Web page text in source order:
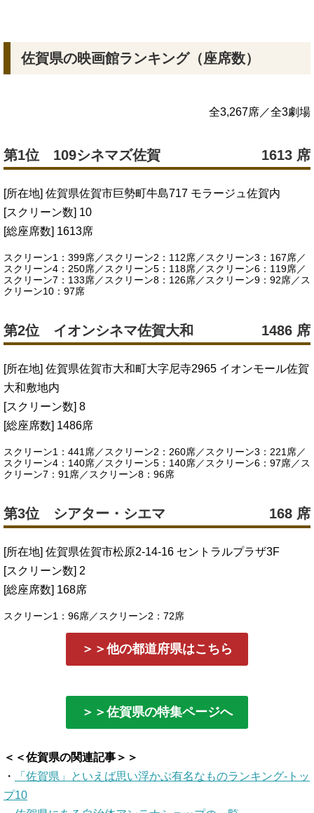
佐賀県の映画館ランキング（座席数）
全3,267席／全3劇場
第1位 109シネマズ佐賀 1613 席
[所在地] 佐賀県佐賀市巨勢町牛島717 モラージュ佐賀内
[スクリーン数] 10
[総座席数] 1613席
スクリーン1：399席／スクリーン2：112席／スクリーン3：167席／
スクリーン4：250席／スクリーン5：118席／スクリーン6：119席／
スクリーン7：133席／スクリーン8：126席／スクリーン9：92席／ス
クリーン10：97席
第2位 イオンシネマ佐賀大和 1486 席
[所在地] 佐賀県佐賀市大和町大字尼寺2965 イオンモール佐賀
大和敷地内
[スクリーン数] 8
[総座席数] 1486席
スクリーン1：441席／スクリーン2：260席／スクリーン3：221席／
スクリーン4：140席／スクリーン5：140席／スクリーン6：97席／ス
クリーン7：91席／スクリーン8：96席
第3位 シアター・シエマ 168 席
[所在地] 佐賀県佐賀市松原2-14-16 セントラルプラザ3F
[スクリーン数] 2
[総座席数] 168席
スクリーン1：96席／スクリーン2：72席
＞＞他の都道府県はこちら
＞＞佐賀県の特集ページへ
＜＜佐賀県の関連記事＞＞
・
「佐賀県」といえば思い浮かぶ有名なものランキング-トッ
プ10